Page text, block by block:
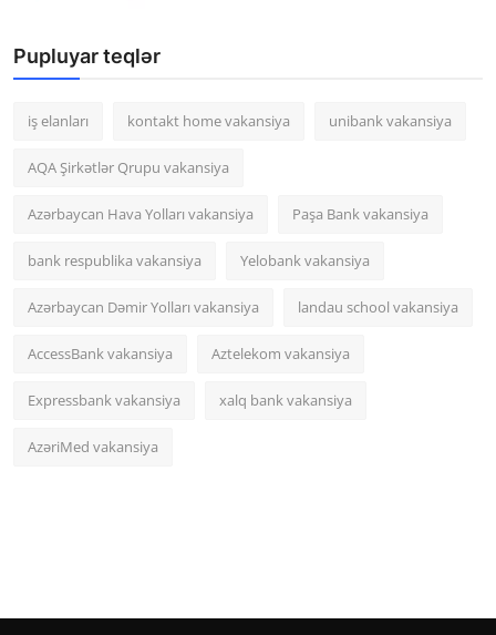
Pupluyar teqlər
iş elanları kontakt home vakansiya unibank vakansiya
AQA Şirkətlər Qrupu vakansiya
Azərbaycan Hava Yolları vakansiya Paşa Bank vakansiya
bank respublika vakansiya Yelobank vakansiya
Azərbaycan Dəmir Yolları vakansiya landau school vakansiya
AccessBank vakansiya Aztelekom vakansiya
Expressbank vakansiya xalq bank vakansiya
AzəriMed vakansiya